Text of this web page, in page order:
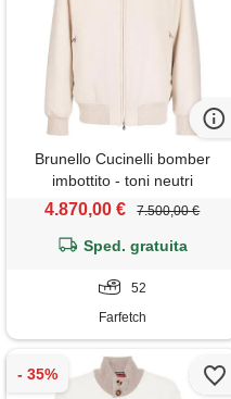
Brunello Cucinelli bomber
imbottito - toni neutri
4.870,00 € 7.500,00 €
Sped. gratuita
52
Farfetch